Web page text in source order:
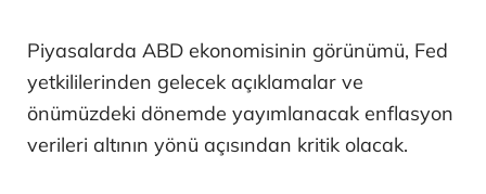
Piyasalarda ABD ekonomisinin görünümü, Fed
yetkililerinden gelecek açıklamalar ve
önümüzdeki dönemde yayımlanacak enflasyon
verileri altının yönü açısından kritik olacak.